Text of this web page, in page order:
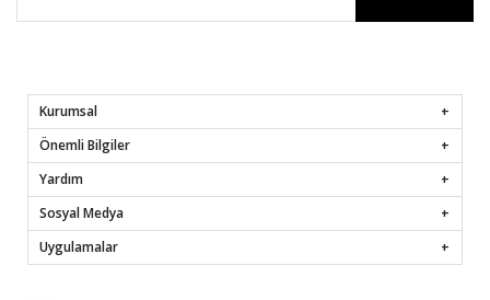
Kurumsal
Önemli Bilgiler
Yardım
Sosyal Medya
Uygulamalar